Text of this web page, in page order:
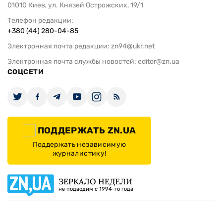
01010 Киев, ул. Князей Острожских, 19/1
Телефон редакции:
+380 (44) 280-04-85
Электронная почта редакции: zn94@ukr.net
Электронная почта службы новостей: editor@zn.ua
СОЦСЕТИ
ПОДДЕРЖАТЬ ZN.UA
Поддержать независимую
журналистику!
ЗЕРКАЛО НЕДЕЛИ
не подводим с 1994-го года